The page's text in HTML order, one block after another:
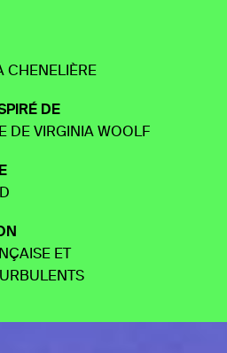
CHENELIÈRE
DE
DE VIRGINIA WOOLF
ET